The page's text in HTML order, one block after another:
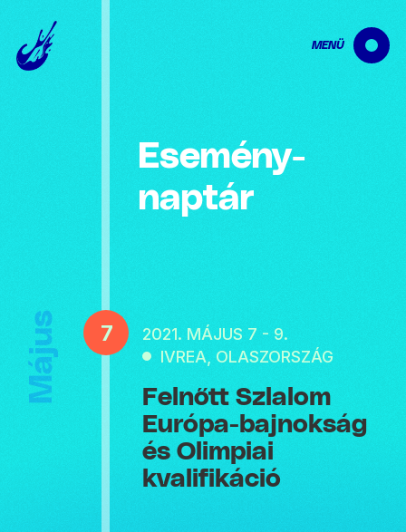
MENÜ
Esemény­
naptár
Május 7
2021. MÁJUS 7 - 9.
IVREA, OLASZORSZÁG
Felnőtt Szlalom
Európa-bajnokság
és Olimpiai
kvalifikáció